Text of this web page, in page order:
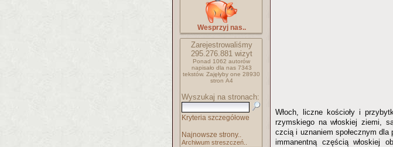
Wesprzyj nas..
Zarejestrowaliśmy
295.276.881wizyt
Ponad 1062 autorów
napisało dla nas 7343
tekstów. Zajęłyby one 28930
stron A4
Wyszukaj na stronach:
Kryteria szczegółowe
Najnowsze strony..
Archiwum streszczeń..
Włoch, liczne kościoły i
rzymskiego na włoskiej ziemi,
czcią i uznaniem społecznym dla
immanentną częścią włoskiej